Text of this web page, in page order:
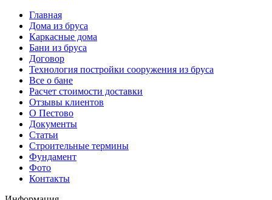
Главная
Дома из бруса
Каркасные дома
Бани из бруса
Договор
Технология постройки сооружения из бруса
Все о бане
Расчет стоимости доставки
Отзывы клиентов
О Пестово
Документы
Статьи
Строительные термины
Фундамент
Фото
Контакты